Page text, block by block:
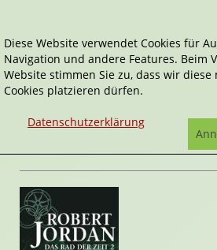
Home Belletristik Die Jagd
Das Rad der Zeit - das Original
Die Jagd beginnt
Diese Website verwendet Cookies für
Navigation und andere Features. Beim
Website stimmen Sie zu, dass wir diese
Cookies platzieren dürfen.
Datenschutzerklärung